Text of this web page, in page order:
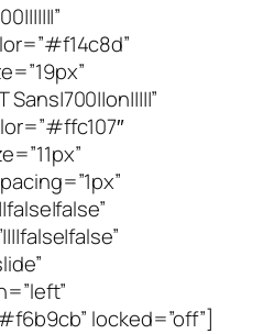
locked=”off”]